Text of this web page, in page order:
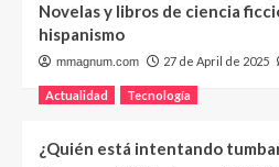
Novelas y libros de ciencia
hispanismo
mmagnum.com 27 de April de 2025
Actualidad Tecnología
¿Quién está intentando